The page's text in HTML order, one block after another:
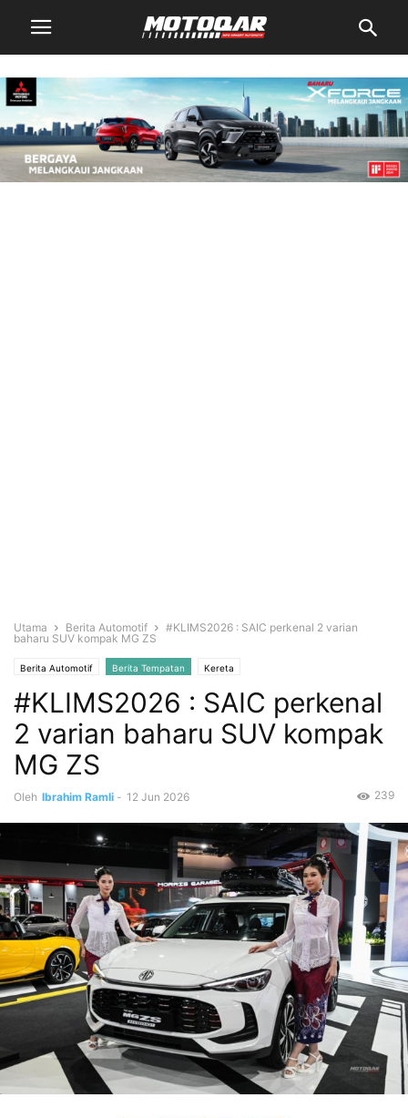
Utama Berita Automotif
#KLIMS2026 : SAIC perkenal 2 varian
baharu SUV kompak MG ZS
Berita Automotif Berita Tempatan Kereta
#KLIMS2026 : SAIC perkenal
2 varian baharu SUV kompak
MG ZS
Oleh Ibrahim Ramli - 12 Jun 2026 239